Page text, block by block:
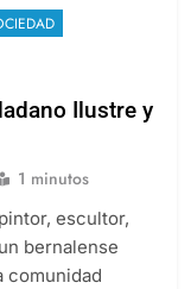
Ilustre y
1 minutos
escultor,
bernalense
comunidad